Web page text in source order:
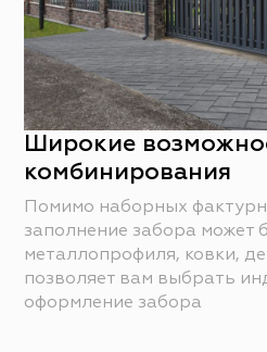
Широкие
комбинирования
Помимо наборных
заполнение забора может
металлопрофиля, ковки,
позволяет вам выбрать
оформление забора